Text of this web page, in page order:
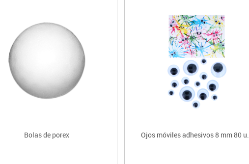
Bolas de porex Ojos móviles adhesivos 8 mm 80 u.